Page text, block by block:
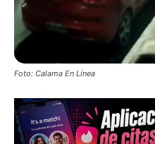
Foto: Calama En Línea